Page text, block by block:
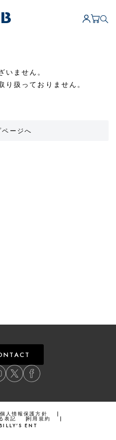
いません。
り扱っておりません。
ページへ
個人情報保護方針
表記
利用規約
ENT